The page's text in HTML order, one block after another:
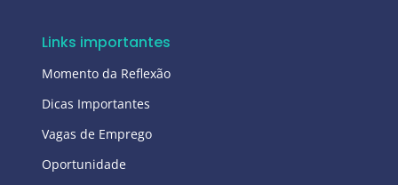
Links importantes
Momento da Reflexão
Dicas Importantes
Vagas de Emprego
Oportunidade